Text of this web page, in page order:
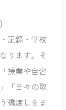
記録・学校
ります。そ
授業や自習
「日々の取
橋渡しをま